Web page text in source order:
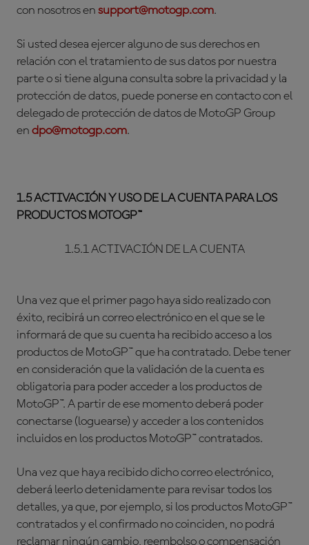
con nosotros en support@motogp.com.
Si usted desea ejercer alguno de sus derechos en
relación con el tratamiento de sus datos por nuestra
parte o si tiene alguna consulta sobre la privacidad y la
protección de datos, puede ponerse en contacto con el
delegado de protección de datos de MotoGP Group
en dpo@motogp.com.
1.5 ACTIVACIÓN Y USO DE LA CUENTA PARA LOS
PRODUCTOS MOTOGP™
1.5.1 ACTIVACIÓN DE LA CUENTA
Una vez que el primer pago haya sido realizado con
éxito, recibirá un correo electrónico en el que se le
informará de que su cuenta ha recibido acceso a los
productos de MotoGP™ que ha contratado. Debe tener
en consideración que la validación de la cuenta es
obligatoria para poder acceder a los productos de
MotoGP™. A partir de ese momento deberá poder
conectarse (loguearse) y acceder a los contenidos
incluidos en los productos MotoGP™ contratados.
Una vez que haya recibido dicho correo electrónico,
deberá leerlo detenidamente para revisar todos los
detalles, ya que, por ejemplo, si los productos MotoGP™
contratados y el confirmado no coinciden, no podrá
reclamar ningún cambio, reembolso o compensación